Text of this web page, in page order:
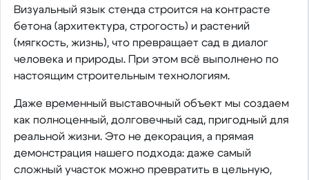
Визуальный язык стенда строится на контрасте
бетона (архитектура, строгость) и растений
(мягкость, жизнь), что превращает сад в диалог
человека и природы. При этом всё выполнено по
настоящим строительным технологиям.
Даже временный выставочный объект мы создаем
как полноценный, долговечный сад, пригодный для
реальной жизни. Это не декорация, а прямая
демонстрация нашего подхода: даже самый
сложный участок можно превратить в цельную,